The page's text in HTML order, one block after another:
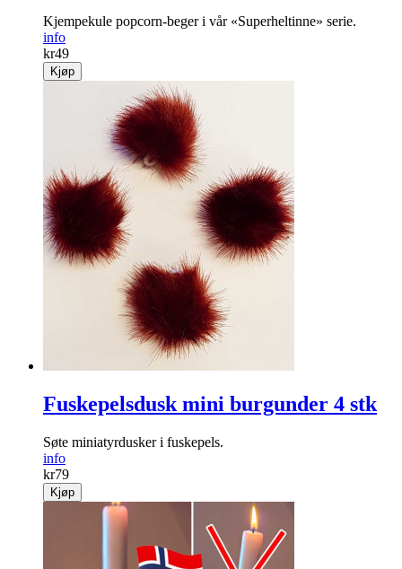
Kjempekule popcorn-beger i vår «Superheltinne» serie.
info
kr49
Kjøp
Fuskepelsdusk mini burgunder 4 stk
Søte miniatyrdusker i fuskepels.
info
kr79
Kjøp